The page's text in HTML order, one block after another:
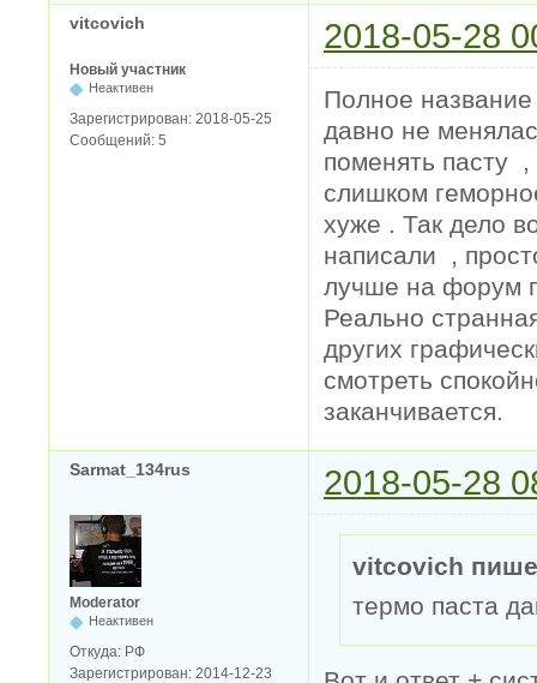
vitcovich 2018-05-28
Новый участник
Неактивен
Зарегистрирован: 2018-05-25
Сообщений: 5
Полное
давно не
поменять пасту
слишком
хуже . Так дело
написали ,
лучше на форум
Реально
других
смотреть
заканчивается.
Sarmat_134rus 2018-05-28
Moderator
Неактивен
Откуда: РФ
Зарегистрирован: 2014-12-23
vitcovich
термо паста